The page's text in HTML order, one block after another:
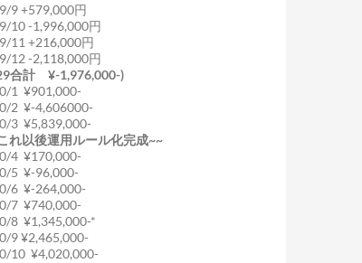
9 +579,000円
10 -1,996,000円
11 +216,000円
12 -2,118,000円
合計 ¥-1,976,000-)
1 ¥901,000-
2 ¥-4,606000-
3 ¥5,839,000-
れ以後運用ルール化完成~~
4 ¥170,000-
5 ¥-96,000-
6 ¥-264,000-
7 ¥740,000-
8 ¥1,345,000-*
9 ¥2,465,000-
10 ¥4,020,000-